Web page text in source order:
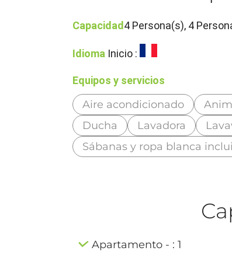
Capacidad 4 Persona(s), 4
Idioma Inicio :
Equipos y servicios
Aire acondicionado
Ducha
Lavadora
Sábanas y ropa blanca
Apartamento - : 1